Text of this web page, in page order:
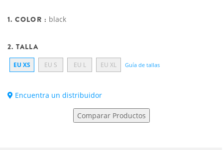
1. COLOR : black
2. TALLA
EU XS EU S EU L EU XL Guía de tallas
Encuentra un distribuidor
Comparar Productos